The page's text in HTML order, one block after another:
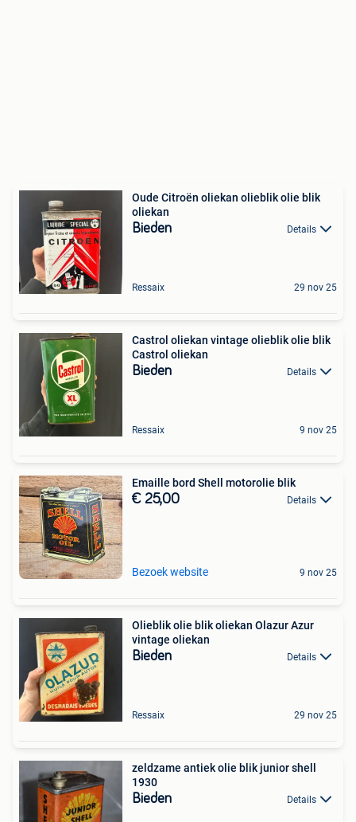
Oude Citroën oliekan olieblik olie blik
oliekan
Bieden Details
Ressaix 29 nov 25
Castrol oliekan vintage olieblik olie blik
Castrol oliekan
Bieden Details
Ressaix 9 nov 25
Emaille bord Shell motorolie blik
€ 25,00 Details
Bezoek website 9 nov 25
Olieblik olie blik oliekan Olazur Azur
vintage oliekan
Bieden Details
Ressaix 29 nov 25
zeldzame antiek olie blik junior shell
1930
Bieden Details